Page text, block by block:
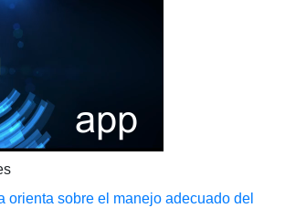
orienta sobre el manejo adecuado del